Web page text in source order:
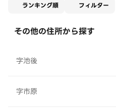
ランキング順 フィルター
その他の住所から探す
字池後
字市原